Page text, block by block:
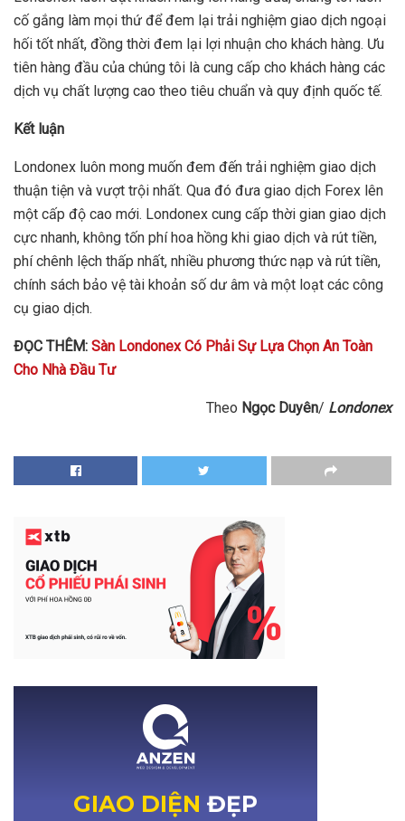
cố gắng làm mọi thứ để đem lại trải nghiệm giao dịch ngoại
hối tốt nhất, đồng thời đem lại lợi nhuận cho khách hàng. Ưu
tiên hàng đầu của chúng tôi là cung cấp cho khách hàng các
dịch vụ chất lượng cao theo tiêu chuẩn và quy định quốc tế.
Kết luận
Londonex luôn mong muốn đem đến trải nghiệm giao dịch
thuận tiện và vượt trội nhất. Qua đó đưa giao dịch Forex lên
một cấp độ cao mới. Londonex cung cấp thời gian giao dịch
cực nhanh, không tốn phí hoa hồng khi giao dịch và rút tiền,
phí chênh lệch thấp nhất, nhiều phương thức nạp và rút tiền,
chính sách bảo vệ tài khoản số dư âm và một loạt các công
cụ giao dịch.
ĐỌC THÊM: Sàn Londonex Có Phải Sự Lựa Chọn An Toàn
Cho Nhà Đầu Tư
Theo Ngọc Duyên/ Londonex